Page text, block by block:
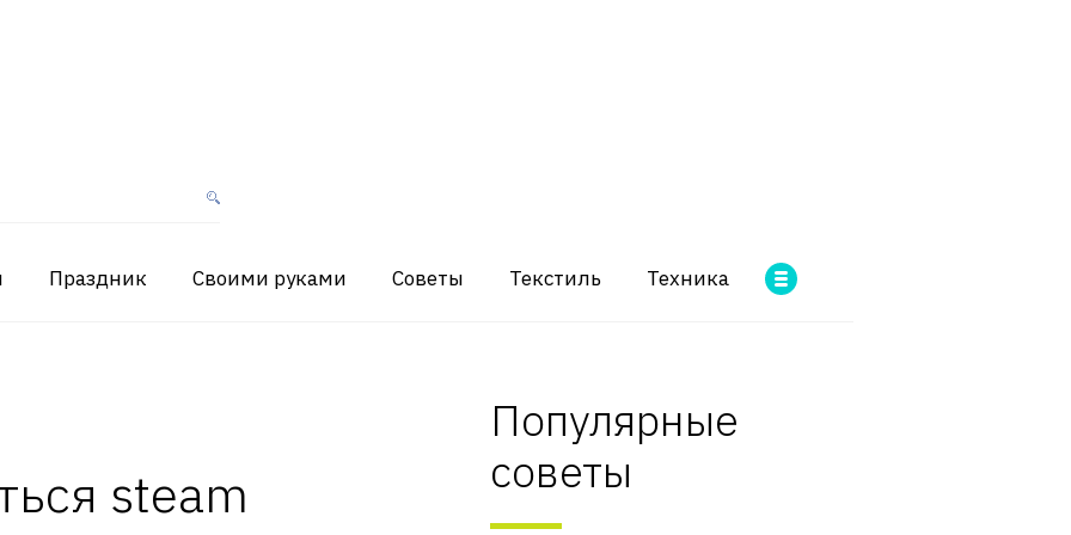
Праздник Своими руками Советы Текстиль Техника
steam
Популярные
советы